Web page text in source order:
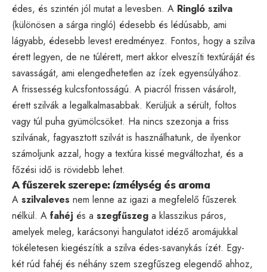
édes, és szintén jól mutat a levesben. A Ringló szilva
(különösen a sárga ringló) édesebb és lédúsabb, ami
lágyabb, édesebb levest eredményez. Fontos, hogy a szilva
érett legyen, de ne túlérett, mert akkor elveszíti textúráját és
savasságát, ami elengedhetetlen az ízek egyensúlyához.
A frissesség kulcsfontosságú. A piacról frissen vásárolt,
érett szilvák a legalkalmasabbak. Kerüljük a sérült, foltos
vagy túl puha gyümölcsöket. Ha nincs szezonja a friss
szilvának, fagyasztott szilvát is használhatunk, de ilyenkor
számoljunk azzal, hogy a textúra kissé megváltozhat, és a
főzési idő is rövidebb lehet.
A fűszerek szerepe: ízmélység és aroma
A szilvaleves nem lenne az igazi a megfelelő fűszerek
nélkül. A fahéj és a szegfűszeg a klasszikus páros,
amelyek meleg, karácsonyi hangulatot idéző aromájukkal
tökéletesen kiegészítik a szilva édes-savanykás ízét. Egy-
két rúd fahéj és néhány szem szegfűszeg elegendő ahhoz,